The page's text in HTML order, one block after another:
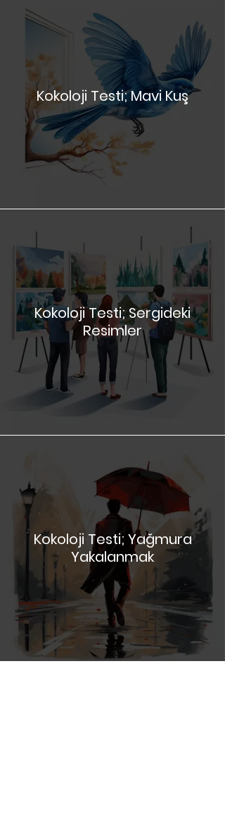
Kokoloji Testi; Mavi Kuş
Kokoloji Testi; Sergideki
Resimler
Kokoloji Testi; Yağmura
Yakalanmak